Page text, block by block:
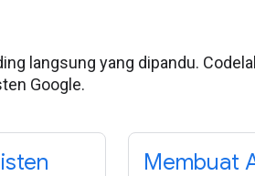
langsung yang dipandu.
Google.
Membuat